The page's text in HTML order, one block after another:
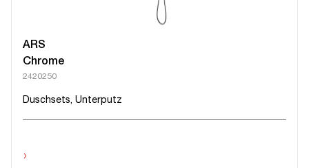
ARS
Chrome
2420250
Duschsets, Unterputz
›